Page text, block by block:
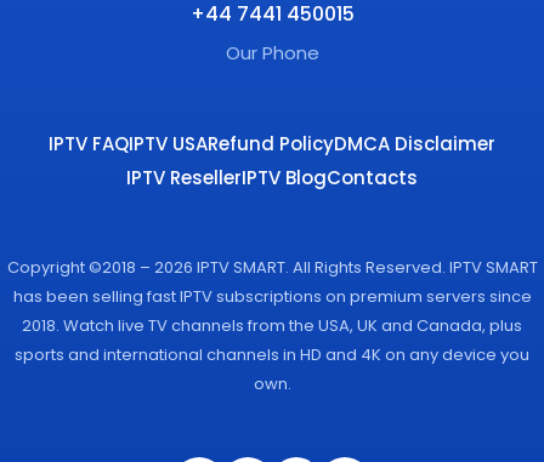
+44 7441 450015
Our Phone
IPTV FAQIPTV USARefund PolicyDMCA Disclaimer
IPTV ResellerIPTV BlogContacts
Copyright ©2018 – 2026 IPTV SMART. All Rights Reserved. IPTV SMART
has been selling fast IPTV subscriptions on premium servers since
2018. Watch live TV channels from the USA, UK and Canada, plus
sports and international channels in HD and 4K on any device you
own.